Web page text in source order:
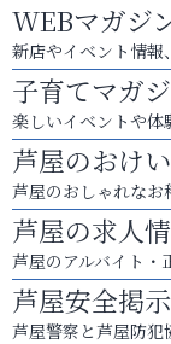
WEBマガジ
新店やイベント情報
子育てマガ
楽しいイベントや体
芦屋のおけ
芦屋のおしゃれなお
芦屋の求人
芦屋のアルバイト・
芦屋安全掲
芦屋警察と芦屋防犯